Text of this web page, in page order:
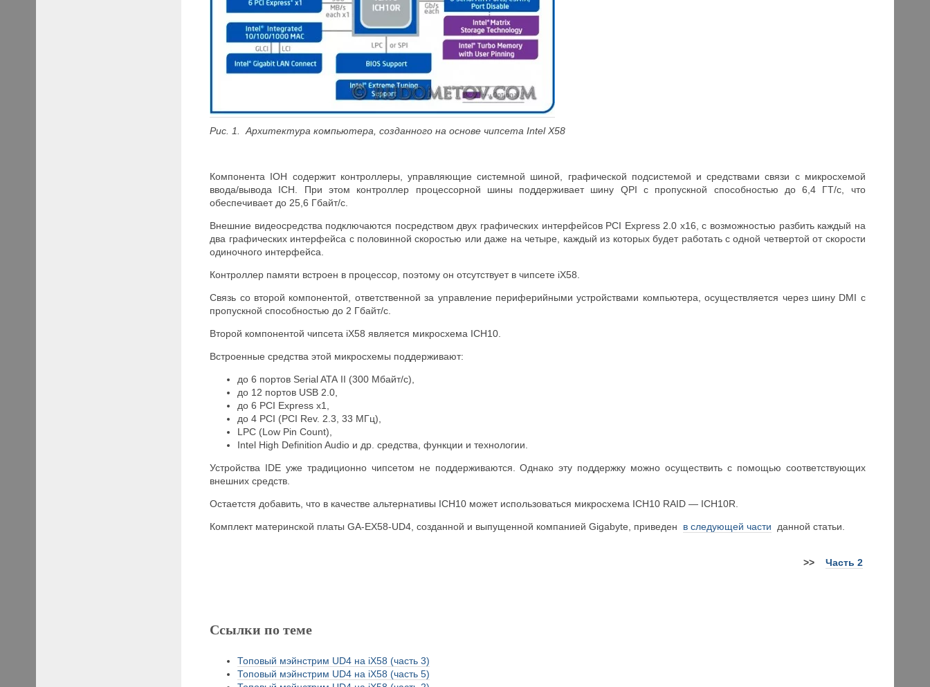
Рис. 1. Архитектура компьютера, созданного на основе чипсета Intel X58
Компонента IOH содержит контроллеры, управляющие системной шиной, графической подсистемой и средствами связи с микросхемой
ввода/вывода ICH. При этом контроллер процессорной шины поддерживает шину QPI с пропускной способностью до 6,4 ГТ/с, что
обеспечивает до 25,6 Гбайт/с.
Внешние видеосредства подключаются посредством двух графических интерфейсов PCI Express 2.0 x16, с возможностью разбить каждый на
два графических интерфейса с половинной скоростью или даже на четыре, каждый из которых будет работать с одной четвертой от скорости
одиночного интерфейса.
Контроллер памяти встроен в процессор, поэтому он отсутствует в чипсете iX58.
Связь со второй компонентой, ответственной за управление периферийными устройствами компьютера, осуществляется через шину DMI с
пропускной способностью до 2 Гбайт/с.
Второй компонентой чипсета iX58 является микросхема ICH10.
Встроенные средства этой микросхемы поддерживают:
до 6 портов Serial ATA II (300 Мбайт/с),
до 12 портов USB 2.0,
до 6 PCI Express x1,
до 4 PCI (PCI Rev. 2.3, 33 МГц),
LPC (Low Pin Count),
Intel High Definition Audio и др. средства, функции и технологии.
Устройства IDE уже традиционно чипсетом не поддерживаются. Однако эту поддержку можно осуществить с помощью соответствующих
внешних средств.
Остаетстя добавить, что в качестве альтернативы ICH10 может использоваться микросхема ICH10 RAID — ICH10R.
Комплект материнской платы GA-EX58-UD4, созданной и выпущенной компанией Gigabyte, приведен в следующей части данной статьи.
>> Часть 2
Ссылки по теме
Топовый мэйнстрим UD4 на iX58 (часть 3)
Топовый мэйнстрим UD4 на iX58 (часть 5)